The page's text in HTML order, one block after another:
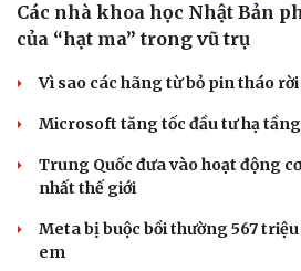
Thể thao
Bóng đá
Lịch thi đấu bóng đá
eSports
Hậu trường
Ô tô
Ô tô
Các nhà khoa học Nhật Bản
của “hạt ma” trong vũ trụ
Vì sao các hãng từ bỏ pin tháo
Microsoft tăng tốc đầu tư hạ
Trung Quốc đưa vào hoạt động
nhất thế giới
Meta bị buộc bồi thường 567
em